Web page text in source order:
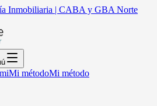
Inmobiliaria | CABA y GBA Norte
Mi métodoMi método